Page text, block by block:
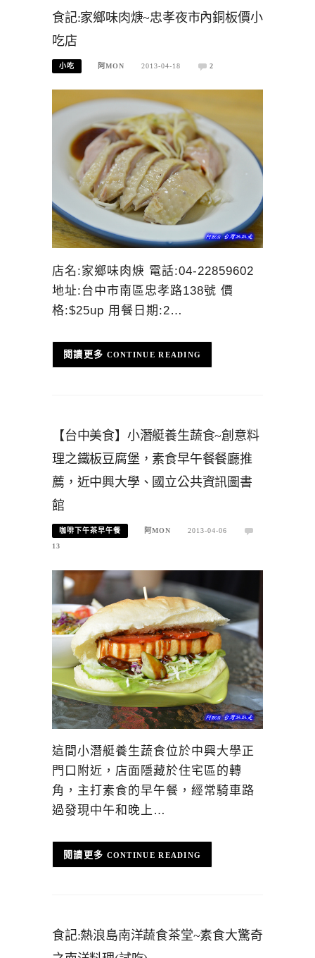
食記:家鄉味肉焿~忠孝夜市內銅板價小
吃店
小吃 阿MON 2013-04-18 2
店名:家鄉味肉焿 電話:04-22859602
地址:台中市南區忠孝路138號 價
格:$25up 用餐日期:2…
CONTINUE READING
【台中美食】小潛艇養生蔬食~創意料
理之鐵板豆腐堡，素食早午餐餐廳推
薦，近中興大學、國立公共資訊圖書
館
咖啡下午茶早午餐 阿MON
2013-04-06
13
這間小潛艇養生蔬食位於中興大學正
門口附近，店面隱藏於住宅區的轉
角，主打素食的早午餐，經常騎車路
過發現中午和晚上…
CONTINUE READING
食記:熱浪島南洋蔬食茶堂~素食大驚奇